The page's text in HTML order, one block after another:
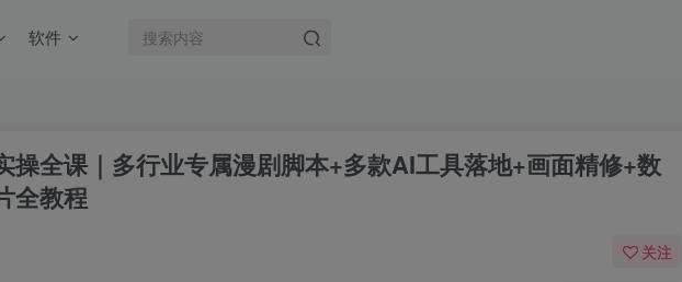
软件
操全课｜多行业专属漫剧脚本+多款AI工具落地+画面精修+数
全教程
关注